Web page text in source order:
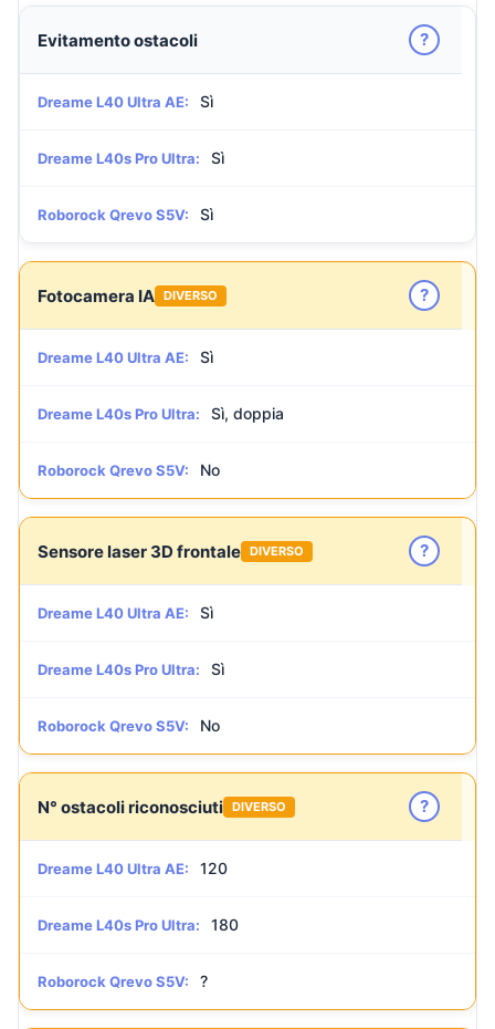
Evitamento ostacoli ?
Dreame L40 Ultra AE: Sì
Dreame L40s Pro Ultra: Sì
Roborock Qrevo S5V: Sì
Fotocamera IA DIVERSO ?
Dreame L40 Ultra AE: Sì
Dreame L40s Pro Ultra: Sì, doppia
Roborock Qrevo S5V: No
Sensore laser 3D frontale DIVERSO ?
Dreame L40 Ultra AE: Sì
Dreame L40s Pro Ultra: Sì
Roborock Qrevo S5V: No
N° ostacoli riconosciuti DIVERSO ?
Dreame L40 Ultra AE: 120
Dreame L40s Pro Ultra: 180
Roborock Qrevo S5V: ?